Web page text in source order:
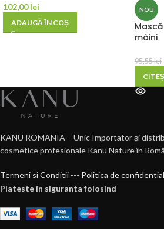
102,00lei
ADAUGĂ ÎN COȘ
NOU
mâini
95,55lei
KANU ROMANIA – Unic Importator și
cosmetice profesionale Kanu Nature în
Termeni si Conditii --- Politica de
Plateste in siguranta folosind